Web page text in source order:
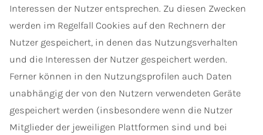
Interessen der Nutzer entsprechen. Zu diesen Zwecken
werden im Regelfall Cookies auf den Rechnern der
Nutzer gespeichert, in denen das Nutzungsverhalten
und die Interessen der Nutzer gespeichert werden.
Ferner können in den Nutzungsprofilen auch Daten
unabhängig der von den Nutzern verwendeten Geräte
gespeichert werden (insbesondere wenn die Nutzer
Mitglieder der jeweiligen Plattformen sind und bei